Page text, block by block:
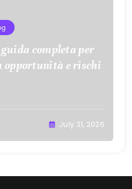
completa per
e rischi
July 31, 2026